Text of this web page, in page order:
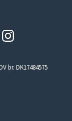
br. DK17484575